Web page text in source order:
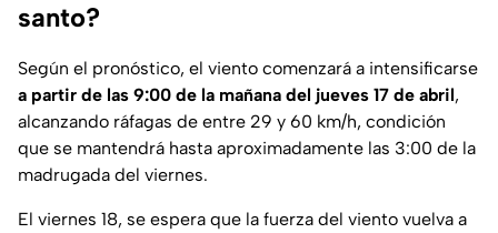
santo?
Según el pronóstico, el viento comenzará a intensificarse
a partir de las 9:00 de la mañana del jueves 17 de abril,
alcanzando ráfagas de entre 29 y 60 km/h, condición
que se mantendrá hasta aproximadamente las 3:00 de la
madrugada del viernes.
El viernes 18, se espera que la fuerza del viento vuelva a